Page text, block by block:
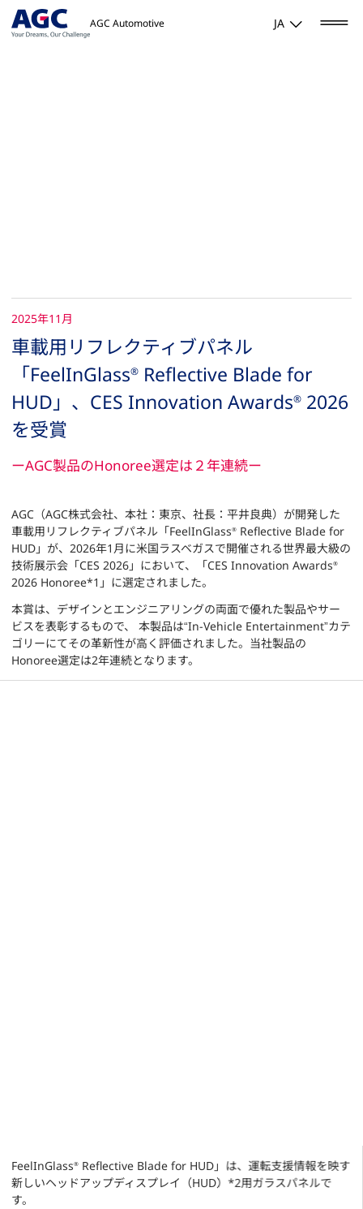
AGC Automotive JA
2025年11月
車載用リフレクティブパネル
「FeelInGlass® Reflective Blade for
HUD」、CES Innovation Awards® 2026
を受賞
ーAGC製品のHonoree選定は２年連続ー
AGC（AGC株式会社、本社：東京、社長：平井良典）が開発した
車載用リフレクティブパネル「FeelInGlass® Reflective Blade for
HUD」が、2026年1月に米国ラスベガスで開催される世界最大級の
技術展示会「CES 2026」において、「CES Innovation Awards®
2026 Honoree*1」に選定されました。
本賞は、デザインとエンジニアリングの両面で優れた製品やサー
ビスを表彰するもので、 本製品は“In-Vehicle Entertainment”カテ
ゴリーにてその革新性が高く評価されました。当社製品の
Honoree選定は2年連続となります。
FeelInGlass® Reflective Blade for HUD」は、運転支援情報を映す
新しいヘッドアップディスプレイ（HUD）*2用ガラスパネルで
す。